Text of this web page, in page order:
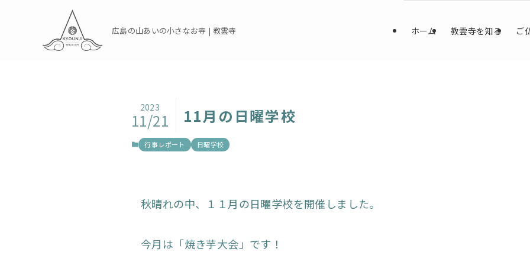
広島の山あいの小さなお寺 | 教雲寺 ホーム 教雲寺を知る ご
11月の日曜学校
2023
11/21
行事レポート 日曜学校
秋晴れの中、１１月の日曜学校を開催しました。
今月は「焼き芋大会」です！